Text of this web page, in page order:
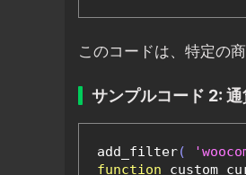
このコードは、特定の
サンプルコード 2:
add_filter(
function